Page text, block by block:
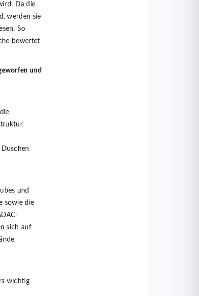
Da die
werden sie
So
bewertet
und
und
sowie die
sich auf
wichtig